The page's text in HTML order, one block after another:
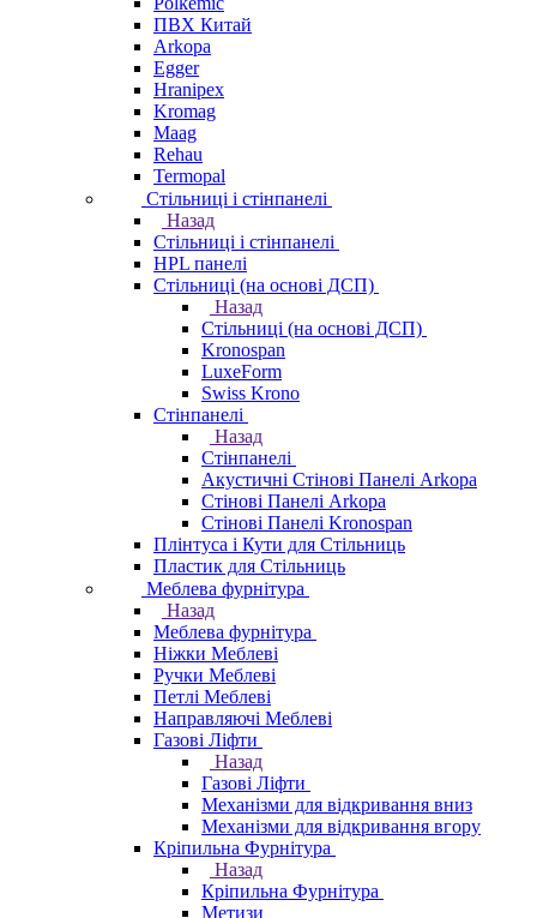
ПВХ Китай
Arkopa
Egger
Hranipex
Kromag
Maag
Rehau
Termopal
Стільниці і стінпанелі
Назад
Стільниці і стінпанелі
HPL панелі
Стільниці (на основі ДСП)
Назад
Стільниці (на основі ДСП)
Kronospan
LuxeForm
Swiss Krono
Стінпанелі
Назад
Стінпанелі
Акустичні Стінові Панелі Аrkopa
Стінові Панелі Arkopa
Стінові Панелі Kronospan
Плінтуса і Кути для Стільниць
Пластик для Стільниць
Меблева фурнітура
Назад
Меблева фурнітура
Ніжки Меблеві
Ручки Меблеві
Петлі Меблеві
Направляючі Меблеві
Газові Ліфти
Назад
Газові Ліфти
Механізми для відкривання вниз
Механізми для відкривання вгору
Кріпильна Фурнітура
Назад
Кріпильна Фурнітура
Метизи